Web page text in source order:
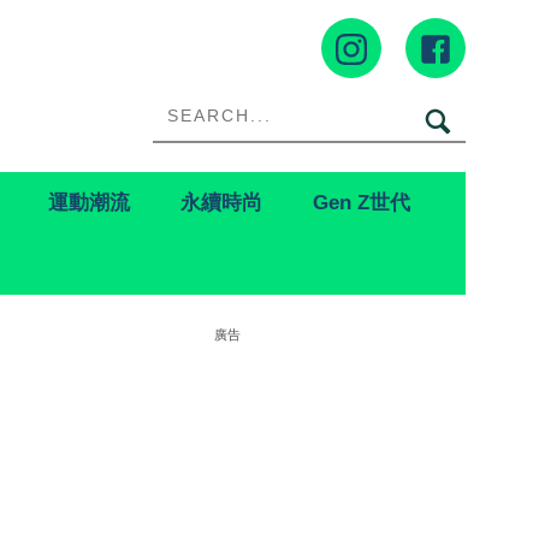
運動潮流 永續時尚 Gen Z世代
廣告